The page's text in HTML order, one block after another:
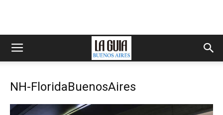
NH-FloridaBuenosAires